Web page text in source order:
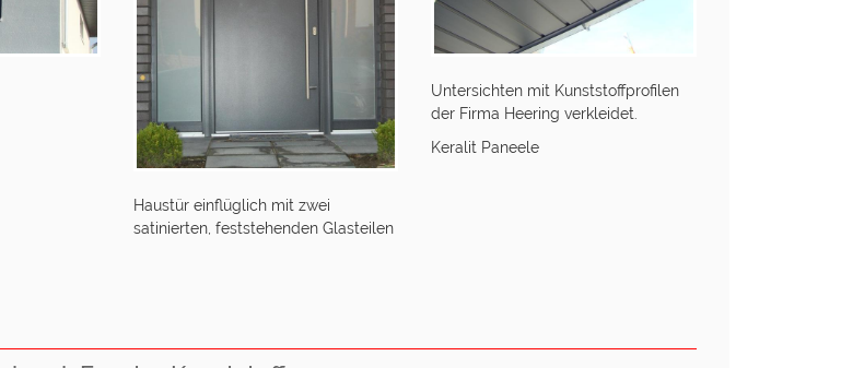
Haustür einflüglich mit zwei
satinierten, feststehenden Glasteilen
Untersichten mit Kunststoffprofilen
der Firma Heering verkleidet.
Keralit Paneele